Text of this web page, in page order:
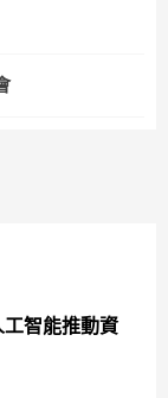
智能推動資